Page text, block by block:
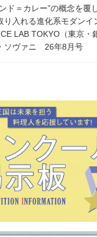
ド＝カレー”の概念を覆
り入れる進化系モダン
LAB TOKYO（東京
ソヴァニ 26年8月号